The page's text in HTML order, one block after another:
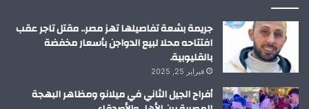
جريمة بشعة تفاصيلها تهز مصر.. مقتل تاجر عقب
افتتاحه محلا لبيع الدواجن بأسعار مخفضة
بالقليوبية.
فبراير 25, 2025
أفراح الجيل الثاني في ميلانو ومظاهر البهجة